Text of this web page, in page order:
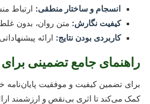
انسجام و ساختار منطقی: ارتباط
کیفیت نگارش: متن روان، بدون
کاربردی بودن نتایج: ارائه
راهنمای جامع تضمینی
برای تضمین کیفیت و موفقیت
کمک می‌کند تا اثری بی‌نقص و ارزشمند